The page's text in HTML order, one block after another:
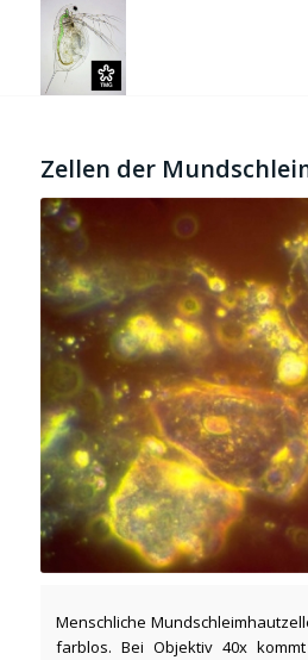
Zellen der
Menschliche
farblos. Bei Objektiv 40x